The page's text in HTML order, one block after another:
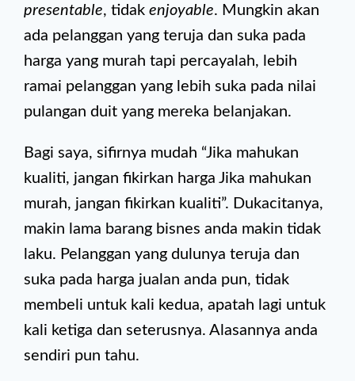
presentable, tidak enjoyable. Mungkin akan
ada pelanggan yang teruja dan suka pada
harga yang murah tapi percayalah, lebih
ramai pelanggan yang lebih suka pada nilai
pulangan duit yang mereka belanjakan.
Bagi saya, sifirnya mudah “Jika mahukan
kualiti, jangan fikirkan harga Jika mahukan
murah, jangan fikirkan kualiti”. Dukacitanya,
makin lama barang bisnes anda makin tidak
laku. Pelanggan yang dulunya teruja dan
suka pada harga jualan anda pun, tidak
membeli untuk kali kedua, apatah lagi untuk
kali ketiga dan seterusnya. Alasannya anda
sendiri pun tahu.